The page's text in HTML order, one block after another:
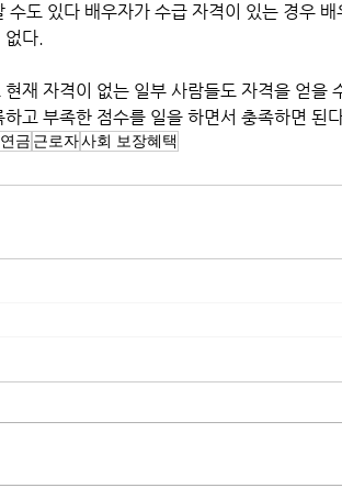
수도 있다 배우자가 수급 자격이 있는 경우
없다.
하고 부족한 점수를 일을 하면서 충족하면 된
금 근로자사회 보장혜택